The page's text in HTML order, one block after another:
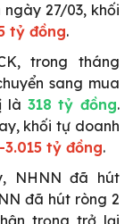
27/03, khối
tỷ đồng.
trong tháng
sang mua
là 318 tỷ đồng.
khối tự doanh
-3.015 tỷ đồng.
NHNN đã hút
đã hút ròng 2